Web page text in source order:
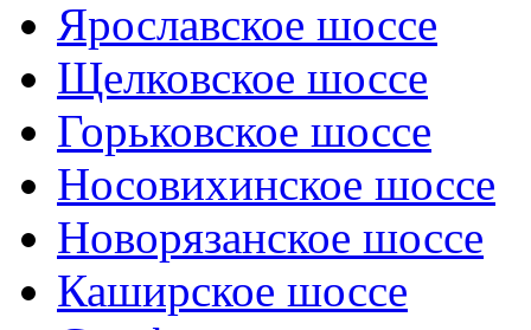
Ярославское шоссе
Щелковское шоссе
Горьковское шоссе
Носовихинское шоссе
Новорязанское шоссе
Каширское шоссе